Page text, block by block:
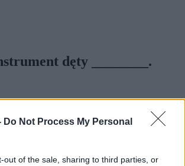
Do Not Process My Personal
out of the sale, sharing to third parties, or
dęty ________.